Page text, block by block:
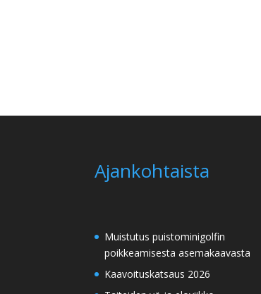
Ajankohtaista
Muistutus puistominigolfin
poikkeamisesta asemakaavasta
Kaavoituskatsaus 2026